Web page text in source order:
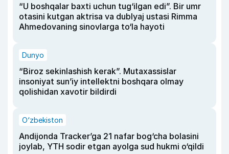
“U boshqalar baxti uchun tug‘ilgan edi”. Bir umr
otasini kutgan aktrisa va dublyaj ustasi Rimma
Ahmedovaning sinovlarga to‘la hayoti
Dunyo
“Biroz sekinlashish kerak”. Mutaxassislar
insoniyat sun’iy intellektni boshqara olmay
qolishidan xavotir bildirdi
O‘zbekiston
Andijonda Tracker’ga 21 nafar bog‘cha bolasini
joylab, YTH sodir etgan ayolga sud hukmi o‘qildi